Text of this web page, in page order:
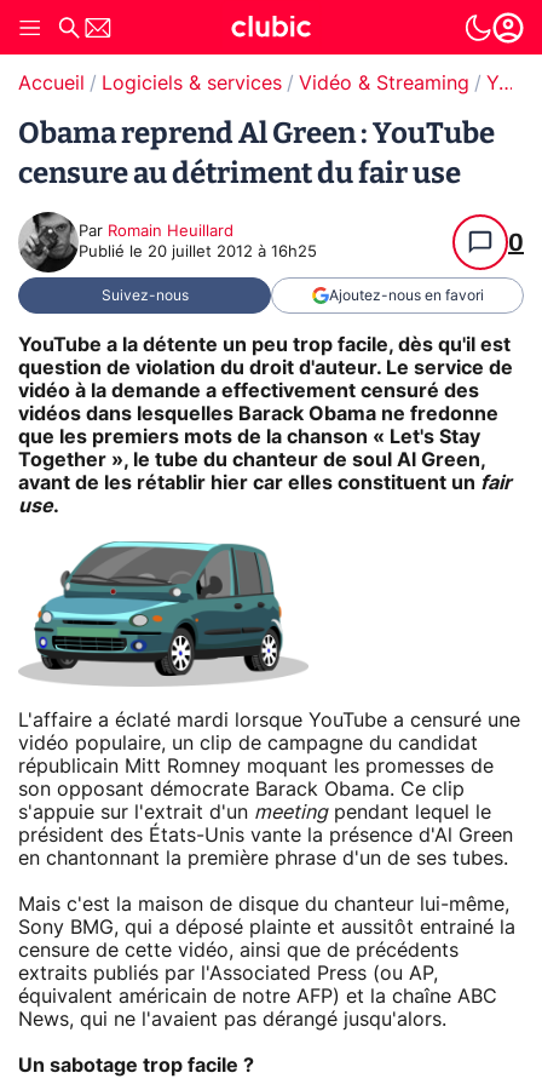
Accueil Logiciels & services Vidéo & Streaming YouTube
Obama reprend Al Green : YouTube
censure au détriment du fair use
Par Romain Heuillard
Publié le 20 juillet 2012 à 16h25 0
Suivez-nous Ajoutez-nous en favori
YouTube a la détente un peu trop facile, dès qu'il est
question de violation du droit d'auteur. Le service de
vidéo à la demande a effectivement censuré des
vidéos dans lesquelles Barack Obama ne fredonne
que les premiers mots de la chanson « Let's Stay
Together », le tube du chanteur de soul Al Green,
avant de les rétablir hier car elles constituent un fair
use.
L'affaire a éclaté mardi lorsque YouTube a censuré une
vidéo populaire, un clip de campagne du candidat
républicain Mitt Romney moquant les promesses de
son opposant démocrate Barack Obama. Ce clip
s'appuie sur l'extrait d'un meetingpendant lequel le
président des États-Unis vante la présence d'Al Green
en chantonnant la première phrase d'un de ses tubes.
Mais c'est la maison de disque du chanteur lui-même,
Sony BMG, qui a déposé plainte et aussitôt entrainé la
censure de cette vidéo, ainsi que de précédents
extraits publiés par l'Associated Press (ou AP,
équivalent américain de notre AFP) et la chaîne ABC
News, qui ne l'avaient pas dérangé jusqu'alors.
Un sabotage trop facile ?